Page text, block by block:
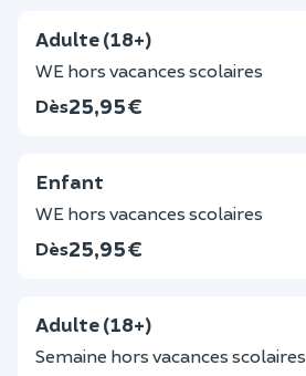
Adulte (18+)
WE hors vacances scolaires
Dès25,95 €
Enfant
WE hors vacances scolaires
Dès25,95 €
Adulte (18+)
Semaine hors vacances scolaires